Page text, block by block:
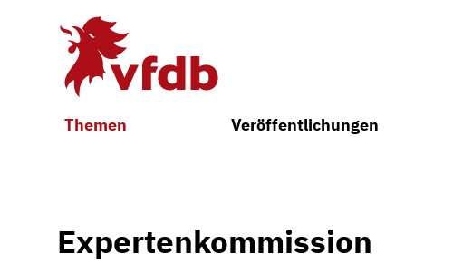
Themen Veröffentlichungen
Expertenkommission